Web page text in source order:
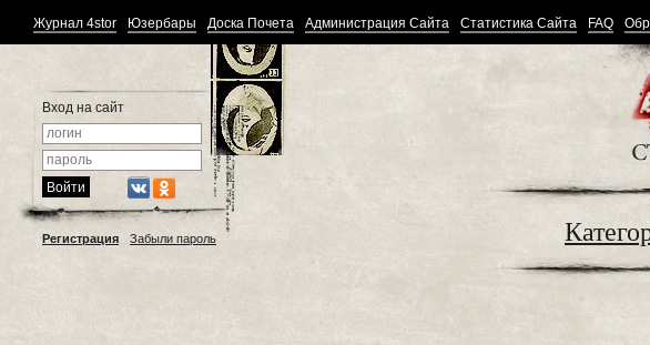
Журнал 4stor Юзербары Доска Почета Администрация Сайта Статистика Сайта FAQ
Вход на сайт
Регистрация Забыли пароль